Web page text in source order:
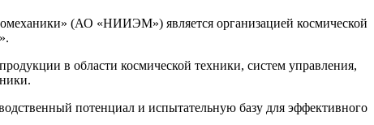
(АО «НИИЭМ») является организацией космической
в области космической техники, систем управления,
потенциал и испытательную базу для эффективного